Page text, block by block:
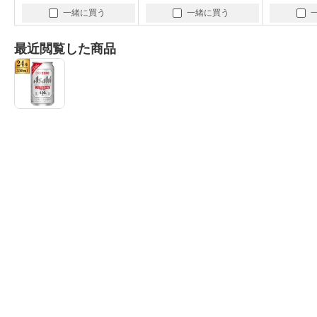
一緒に買う 一緒に買う
最近閲覧した商品